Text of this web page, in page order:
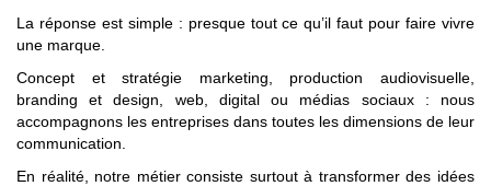
La réponse est simple : presque tout ce qu’il faut pour faire vivre
une marque.
Concept et stratégie marketing, production audiovisuelle,
branding et design, web, digital ou médias sociaux : nous
accompagnons les entreprises dans toutes les dimensions de leur
communication.
En réalité, notre métier consiste surtout à transformer des idées